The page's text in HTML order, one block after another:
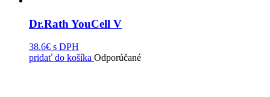
Dr.Rath YouCell V
38.6€ s DPH
pridať do košíka Odporúčané